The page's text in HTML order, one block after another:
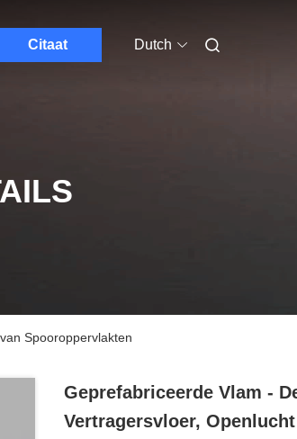
Citaat Dutch
Spooroppervlakten
Geprefabriceerde Vlam -
Vertragersvloer,